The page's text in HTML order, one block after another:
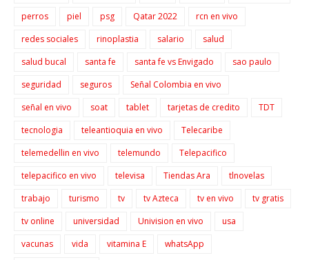
perros
piel psg Qatar 2022
rcn en vivo
redes sociales
rinoplastia salario
salud
salud bucal
santa fe santa fe vs Envigado
sao paulo
seguridad
seguros
Señal Colombia en vivo
señal en vivo
soat tablet tarjetas de credito
TDT
tecnologia
teleantioquia en vivo
Telecaribe
telemedellin en vivo
telemundo
Telepacifico
telepacifico en vivo
televisa Tiendas Ara
tlnovelas
trabajo
turismo tv tv Azteca tv en vivo
tv gratis
tv online
universidad Univision en vivo
usa
vacunas
vida vitamina E
whatsApp